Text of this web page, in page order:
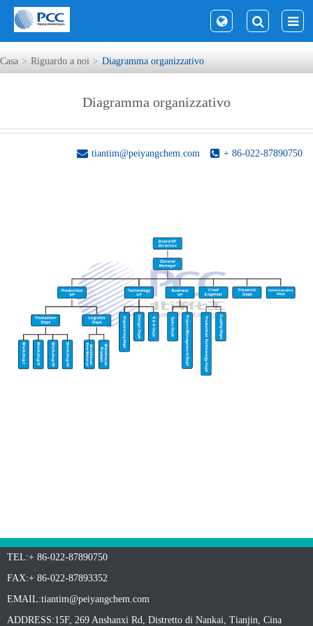
Casa Riguardo a noi Diagramma organizzativo
Diagramma organizzativo
+ 86-022-87890750
tiantim@peiyangchem.com
TEL:+ 86-022-87890750
FAX:+ 86-022-87893352
EMAIL:tiantim@peiyangchem.com
ADDRESS:15F, 269 Anshanxi Rd, Distretto di Nankai, Tianjin, Cina